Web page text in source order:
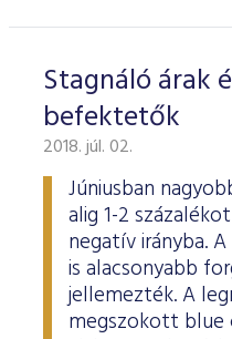
Stagnáló árak
befektetők
2018. júl. 02.
Júniusban
alig 1-2
negatív irányba.
is alacsonyabb
jellemezték. A
megszokott blue